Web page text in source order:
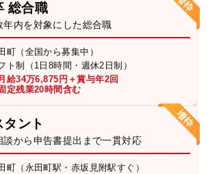
総合職
年内を対象にした総合職
町（全国から募集中）
ト制（1日8時間・週休2日制）
給34万6,875円＋賞与年2回
定残業20時間含む
ント
談から申告書提出まで一貫対応
町（永田町駅・赤坂見附駅すぐ）